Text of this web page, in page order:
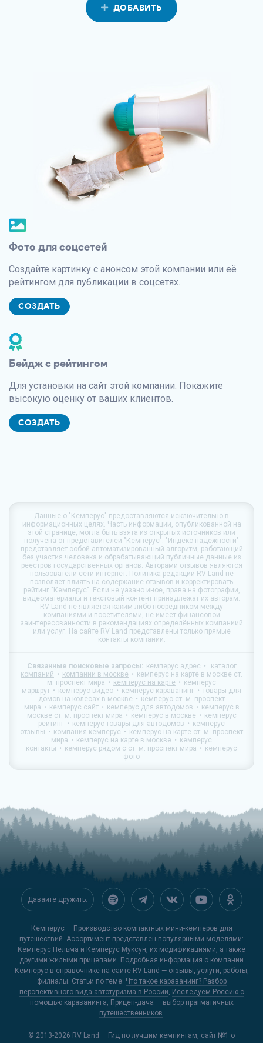
ДОБАВИТЬ
Фото для соцсетей
Создайте картинку с анонсом этой компании или её
рейтингом для публикации в соцсетях.
СОЗДАТЬ
Бейдж с рейтингом
Для установки на сайт этой компании. Покажите
высокую оценку от ваших клиентов.
СОЗДАТЬ
Данные о "Кемперус" предоставляются исключительно в
информационных целях. Часть информации, опубликованной на
этой странице, могла быть взята из открытых источников или
получена от представителей "Кемперус". "Индекс надежности"
представляет собой автоматизированный алгоритм, работающий
без участия человека и обрабатывающий публичные данные из
реестров государственных органов. Авторами отзывов являются
пользователи сети интернет. Политика редакции RV Land не
позволяет влиять на содержание отзывов и корректировать
рейтинг "Кемперус". Если не уазано иное, права на фотографии,
видеоматериалы и текстовый контент принадлежат их авторам.
RV Land не является каким-либо посредником между
компаниями и посетителями, не имеет финансовой
заинтересованности в рекомендациях определённых компаниий
или услуг. На сайте RV Land представлены только прямые
контакты компаний.
Связанные поисковые запросы: кемперус адрес
каталог
компаний
компании в москве
кемперус на карте в москве ст.
м. проспект мира
кемперус на карте
кемперус
маршрут
кемперус видео кемперус караванинг
товары для
домов на колесах в москве
кемперус ст. м. проспект
мира
кемперус сайт кемперус для автодомов
кемперус в
москве ст. м. проспект мира
кемперус в москве
кемперус
рейтинг
кемперус товары для автодомов
кемперус
отзывы
компания кемперус
кемперус на карте ст. м. проспект
мира
кемперус на карте в москве
кемперус
контакты
кемперус рядом с ст. м. проспект мира
кемперус
фото
Давайте дружить:
Кемперус — Производство компактных мини-кемперов для
путешествий. Ассортимент представлен популярными моделями:
Кемперус Нельма и Кемперус Муксун, их модификациями, а также
другими жилыми прицепами. Подробная информация о компании
Кемперус в справочнике на сайте RV Land — отзывы, услуги, работы,
филиалы. Статьи по теме: Что такое караванинг? Разбор
перспективного вида автотуризма в России, Исследуем Россию с
помощью караванинга, Прицеп-дача — выбор прагматичных
путешественников.
© 2013-2026 RV Land — Гид по лучшим кемпингам, сайт №1 о